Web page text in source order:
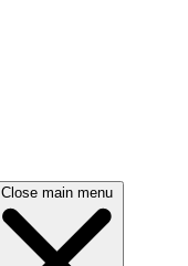
Close main menu